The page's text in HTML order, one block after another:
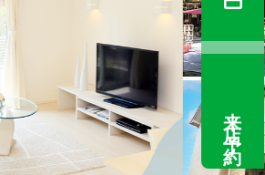
来店予約